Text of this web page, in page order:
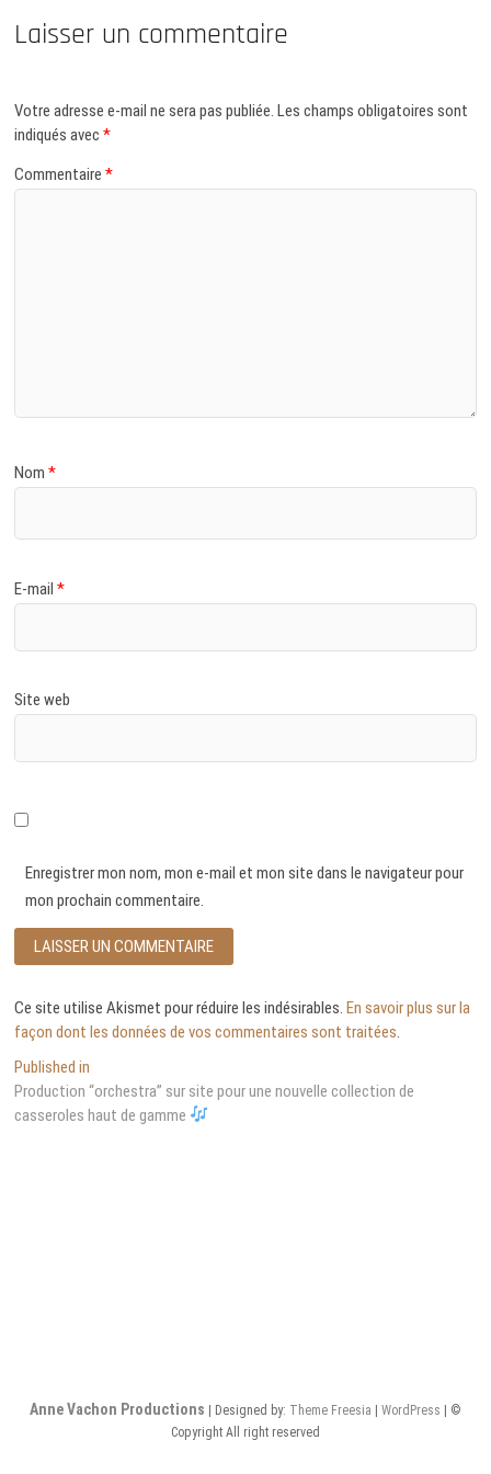
Laisser un commentaire
Votre adresse e-mail ne sera pas publiée. Les champs obligatoires sont
indiqués avec*
Commentaire*
Nom*
E-mail*
Site web
Enregistrer mon nom, mon e-mail et mon site dans le navigateur pour
mon prochain commentaire.
Ce site utilise Akismet pour réduire les indésirables.En savoir plus sur la
façon dont les données de vos commentaires sont traitées.
Navigation
de
Published in
Production “orchestra” sur site pour une nouvelle collection de
casseroles haut de gamme
Anne Vachon Productions | Designed by: Theme Freesia |WordPress | ©
Copyright All right reserved